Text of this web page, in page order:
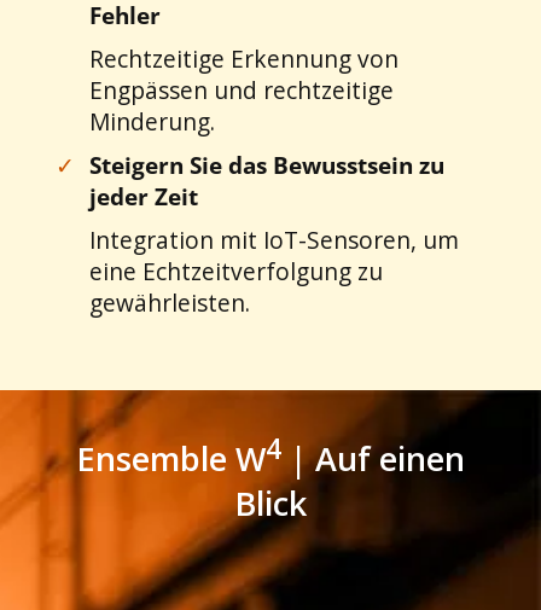
Fehler
Rechtzeitige Erkennung von
Engpässen und rechtzeitige
Minderung.
✓ Steigern Sie das Bewusstsein zu
jeder Zeit
Integration mit IoT-Sensoren, um
eine Echtzeitverfolgung zu
gewährleisten.
Ensemble W4 | Auf einen
Blick